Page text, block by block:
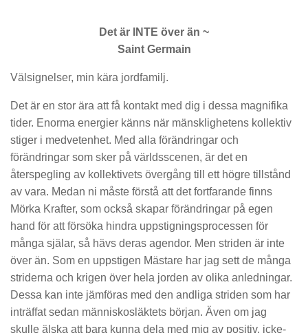
Det är INTE över än ~
Saint Germain
Välsignelser, min kära jordfamilj.
Det är en stor ära att få kontakt med dig i dessa magnifika
tider. Enorma energier känns när mänsklighetens kollektiv
stiger i medvetenhet. Med alla förändringar och
förändringar som sker på världsscenen, är det en
återspegling av kollektivets övergång till ett högre tillstånd
av vara. Medan ni måste förstå att det fortfarande finns
Mörka Krafter, som också skapar förändringar på egen
hand för att försöka hindra uppstigningsprocessen för
många själar, så hävs deras agendor. Men striden är inte
över än. Som en uppstigen Mästare har jag sett de många
striderna och krigen över hela jorden av olika anledningar.
Dessa kan inte jämföras med den andliga striden som har
inträffat sedan människosläktets början. Även om jag
skulle älska att bara kunna dela med mig av positiv, icke-